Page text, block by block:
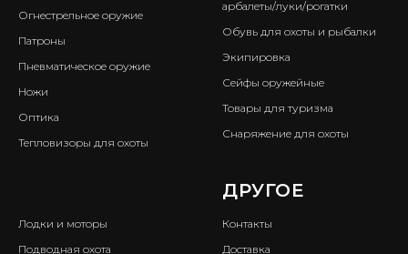
Огнестрельное оружие
Патроны
Пневматическое оружие
Ножи
Оптика
Тепловизоры для охоты
арбалеты/луки/рогатки
Обувь для охоты и рыбалки
Экипировка
Сейфы оружейные
Товары для туризма
Снаряжение для охоты
Лодки и моторы
Подводная охота
ДРУГОЕ
Контакты
Доставка